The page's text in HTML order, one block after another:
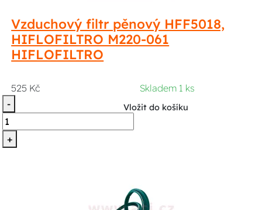
Vzduchový filtr pěnový HFF5018,
HIFLOFILTRO M220-061
HIFLOFILTRO
525 Kč
Skladem 1 ks
-
+
Vložit do košíku